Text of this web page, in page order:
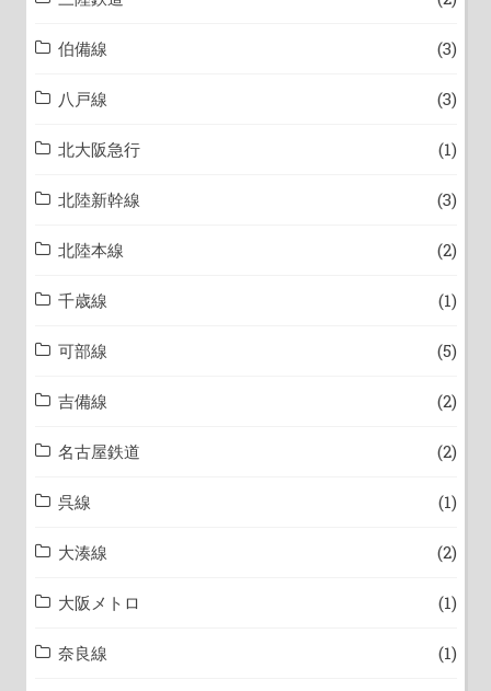
伯備線 (3)
八戸線 (3)
北大阪急行 (1)
北陸新幹線 (3)
北陸本線 (2)
千歳線 (1)
可部線 (5)
吉備線 (2)
名古屋鉄道 (2)
呉線 (1)
大湊線 (2)
大阪メトロ (1)
奈良線 (1)